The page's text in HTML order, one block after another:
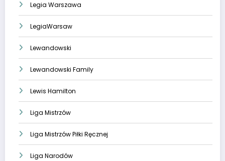
Legia Warszawa
LegiaWarsaw
Lewandowski
Lewandowski Family
Lewis Hamilton
Liga Mistrzów
Liga Mistrzów Piłki Ręcznej
Liga Narodów